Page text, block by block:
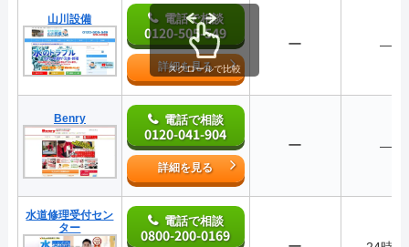
山川設備 電話で相談
0120-505-549
詳細を見る
ー ―
Benry 電話で相談
0120-041-904
詳細を見る
ー ―
水道修理受付セン
ター
電話で相談
0800-200-0169
スクロールで比較